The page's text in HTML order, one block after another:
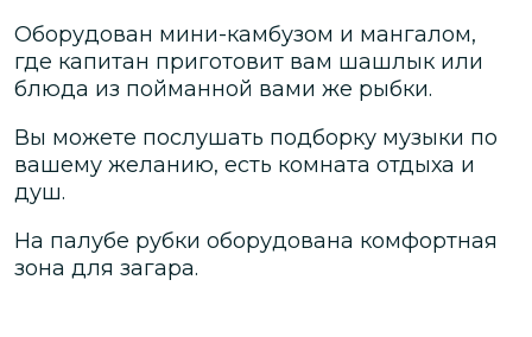
Оборудован мини-камбузом и мангалом,
где капитан приготовит вам шашлык или
блюда из пойманной вами же рыбки.
Вы можете послушать подборку музыки по
вашему желанию, есть комната отдыха и
душ.
На палубе рубки оборудована комфортная
зона для загара.